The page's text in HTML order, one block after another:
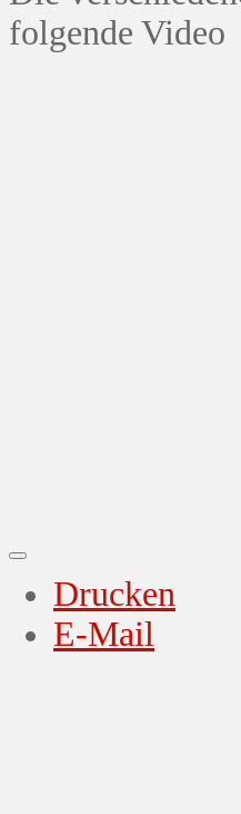
folgende Video
Drucken
E-Mail